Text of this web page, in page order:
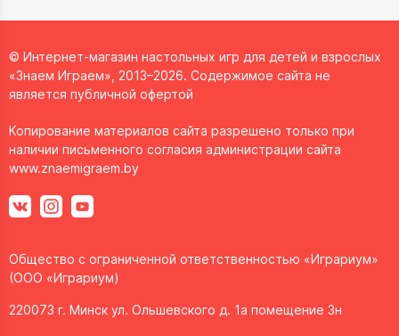
© Интернет-магазин настольных игр для детей и взрослых
«Знаем Играем», 2013–2026. Содержимое сайта не
является публичной офертой
Копирование материалов сайта разрешено только при
наличии письменного согласия администрации сайта
www.znaemigraem.by
Общество с ограниченной ответственностью «Играриум»
(ООО «Играриум)
220073 г. Минск ул. Ольшевского д. 1а помещение 3н